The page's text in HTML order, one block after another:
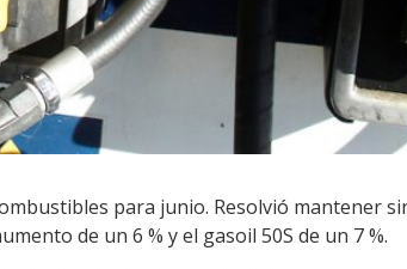
para junio. Resolvió mantener
de un 6 % y el gasoil 50S de un 7 %.